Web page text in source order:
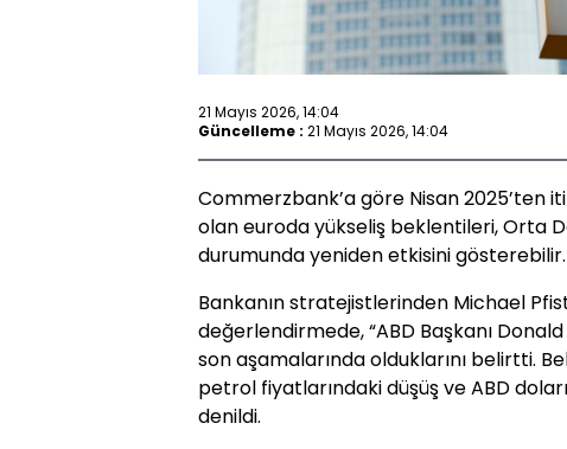
21 Mayıs 2026, 14:04
Güncelleme : 21 Mayıs 2026, 14:04
Commerzbank’a göre Nisan 2025’ten
olan euroda yükseliş beklentileri, Orta
durumunda yeniden etkisini gösterebilir.
Bankanın stratejistlerinden Michael
değerlendirmede, “ABD Başkanı
son aşamalarında olduklarını belirtti.
petrol fiyatlarındaki düşüş ve ABD
denildi.